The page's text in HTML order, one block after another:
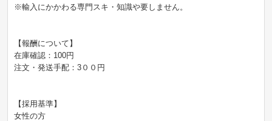
※輸入にかかわる専門スキ・知識や要しません。
【報酬について】
在庫確認：100円
注文・発送手配：3００円
【採用基準】
女性の方